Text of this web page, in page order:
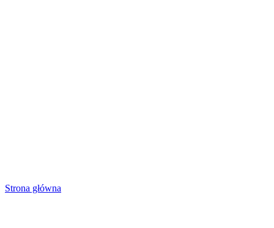
Strona główna